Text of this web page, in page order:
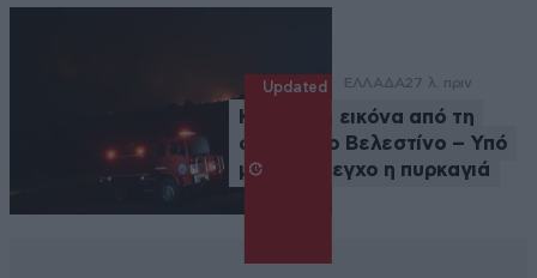
Updated ΕΛΛΑΔΑ27 λ. πριν
Καλύτερη εικόνα από τη
φωτιά στο Βελεστίνο – Υπό
μερικό έλεγχο η πυρκαγιά